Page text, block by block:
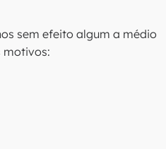
sem efeito algum a médio
motivos: